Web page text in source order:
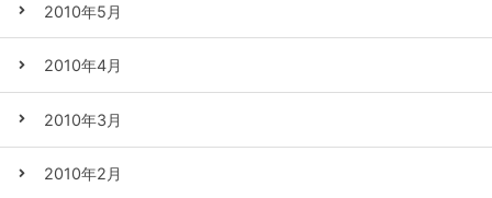
2010年5月
2010年4月
2010年3月
2010年2月